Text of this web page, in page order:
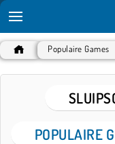
Populaire Games
POPULAIRE